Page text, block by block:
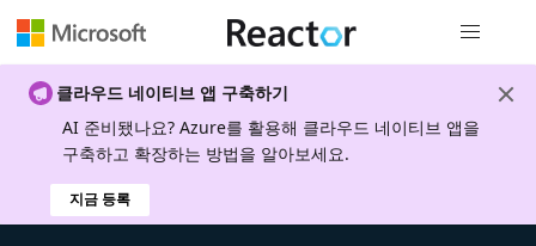
클라우드 네이티브 앱 구축하기
AI 준비됐나요? Azure를 활용해 클라우드 네이티브 앱을
구축하고 확장하는 방법을 알아보세요.
지금 등록